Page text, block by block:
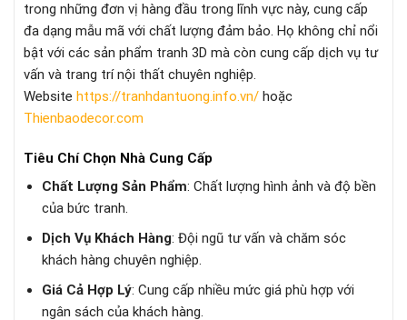
trong những đơn vị hàng đầu trong lĩnh vực này, cung cấp
đa dạng mẫu mã với chất lượng đảm bảo. Họ không chỉ nổi
bật với các sản phẩm tranh 3D mà còn cung cấp dịch vụ tư
vấn và trang trí nội thất chuyên nghiệp.
Website https://tranhdantuong.info.vn/ hoặc
Thienbaodecor.com
Tiêu Chí Chọn Nhà Cung Cấp
Chất Lượng Sản Phẩm: Chất lượng hình ảnh và độ bền
của bức tranh.
Dịch Vụ Khách Hàng: Đội ngũ tư vấn và chăm sóc
khách hàng chuyên nghiệp.
Giá Cả Hợp Lý: Cung cấp nhiều mức giá phù hợp với
ngân sách của khách hàng.